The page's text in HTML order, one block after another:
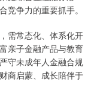
竞争力的重要抓手。
需常态化、体系化开
亲子金融产品与教育
守未成年人金融合规
商启蒙、成长陪伴于